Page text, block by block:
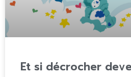
Et si décrocher